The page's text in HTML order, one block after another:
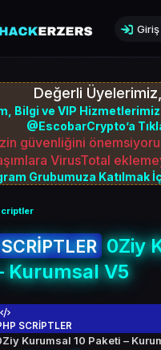
Giriş
Değerli Üyelerimiz,
Bilgi ve VIP
@EscobarCrypto’a
güvenliğini
VirusTotal
Grubumuza Katılmak
0Ziy
Kurumsal V5
SCRİPTLER
Kurumsal 10 Paketi –